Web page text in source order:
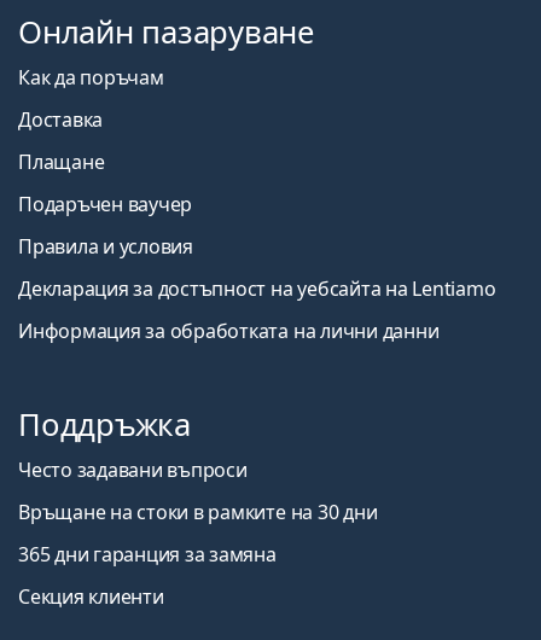
Онлайн пазаруване
Как да поръчам
Доставка
Плащане
Подаръчен ваучер
Правила и условия
Декларация за достъпност на уебсайта на Lentiamo
Информация за обработката на лични данни
Поддръжка
Често задавани въпроси
Връщане на стоки в рамките на 30 дни
365 дни гаранция за замяна
Секция клиенти